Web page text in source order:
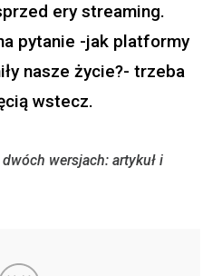
ery streaming.
pytanie -jak platformy
nasze życie?- trzeba
wstecz.
wersjach: artykuł i